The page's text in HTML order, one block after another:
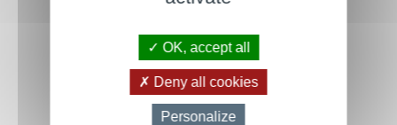
OK, accept all
Deny all cookies
Personalize